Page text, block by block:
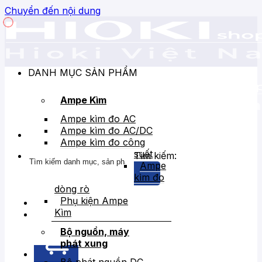
Chuyển đến nội dung
Tìm kiếm:
DANH MỤC SẢN PHẨM
Ampe Kìm
Ampe kìm đo AC
Ampe kìm đo AC/DC
Ampe kìm đo công
suất
Ampe
kìm đo
dòng rò
Phụ kiện Ampe
Kìm
Bộ nguồn, máy
phát xung